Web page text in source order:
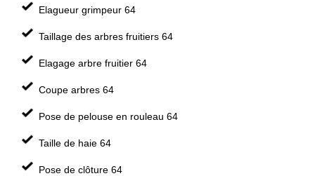
Elagueur grimpeur 64
Taillage des arbres fruitiers 64
Elagage arbre fruitier 64
Coupe arbres 64
Pose de pelouse en rouleau 64
Taille de haie 64
Pose de clôture 64